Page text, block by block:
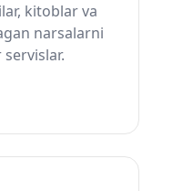
kitoblar va
narsalarni